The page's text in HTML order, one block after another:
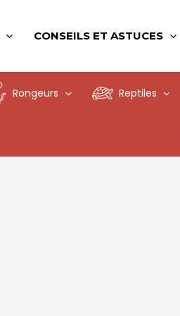
CONSEILS ET ASTUCES
Rongeurs Reptiles